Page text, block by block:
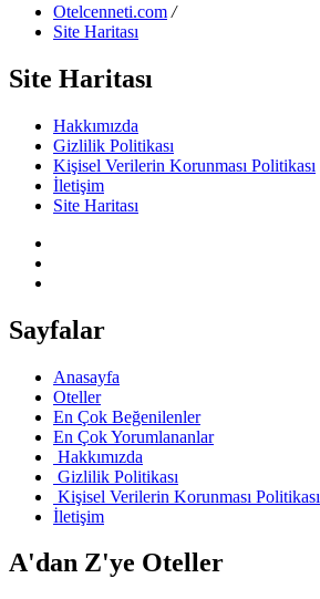
Otelcenneti.com /
Site Haritası
Site Haritası
Hakkımızda
Gizlilik Politikası
Kişisel Verilerin Korunması Politikası
İletişim
Site Haritası
Sayfalar
Anasayfa
Oteller
En Çok Beğenilenler
En Çok Yorumlananlar
Hakkımızda
Gizlilik Politikası
Kişisel Verilerin Korunması Politikası
İletişim
A'dan Z'ye Oteller